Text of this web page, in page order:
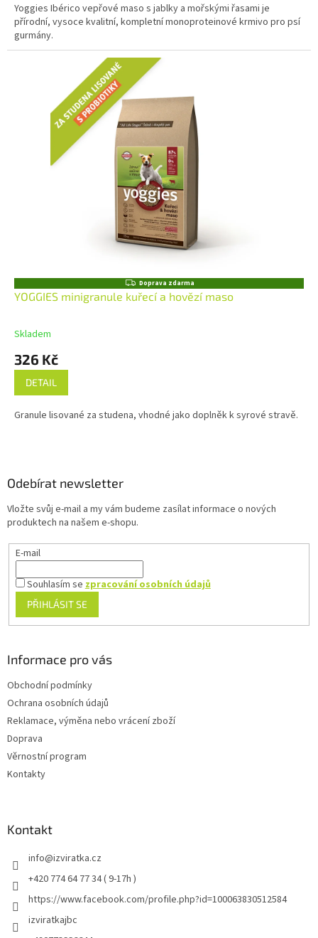
Yoggies Ibérico vepřové maso s jablky a mořskými řasami je
přírodní, vysoce kvalitní, kompletní monoproteinové krmivo pro psí
gurmány.
Z
D
A
Doprava zdarma
YOGGIES minigranule kuřecí a hovězí maso
Skladem
326 Kč
DETAIL
Granule lisované za studena, vhodné jako doplněk k syrové stravě.
Odebírat newsletter
Vložte svůj e-mail a my vám budeme zasílat informace o nových
produktech na našem e-shopu.
E-mail
Souhlasím sezpracování osobních údajů
PŘIHLÁSIT SE
Informace pro vás
Obchodní podmínky
Ochrana osobních údajů
Reklamace, výměna nebo vrácení zboží
Doprava
Věrnostní program
Kontakty
Kontakt
info@izviratka.cz
+420 774 64 77 34 ( 9-17h )
https://www.facebook.com/profile.php?id=100063830512584
izviratkajbc